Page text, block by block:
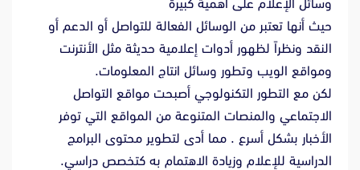
وسائل الإعلام على أهمية كبيرة
حيث أنها تعتبر من الوسائل الفعالة للتواصل أو الدعم أو
النقد ونظراً لظهور أدوات إعلامية حديثة مثل الأنترنت
ومواقع الويب وتطور وسائل انتاج المعلومات.
لكن مع التطور التكنولوجي أصبحت مواقع التواصل
الاجتماعي والمنصات المتنوعة من المواقع التي توفر
الأخبار بشكل أسرع . مما أدى لتطوير محتوى البرامج
الدراسية للإعلام وزيادة الاهتمام به كتخصص دراسي.